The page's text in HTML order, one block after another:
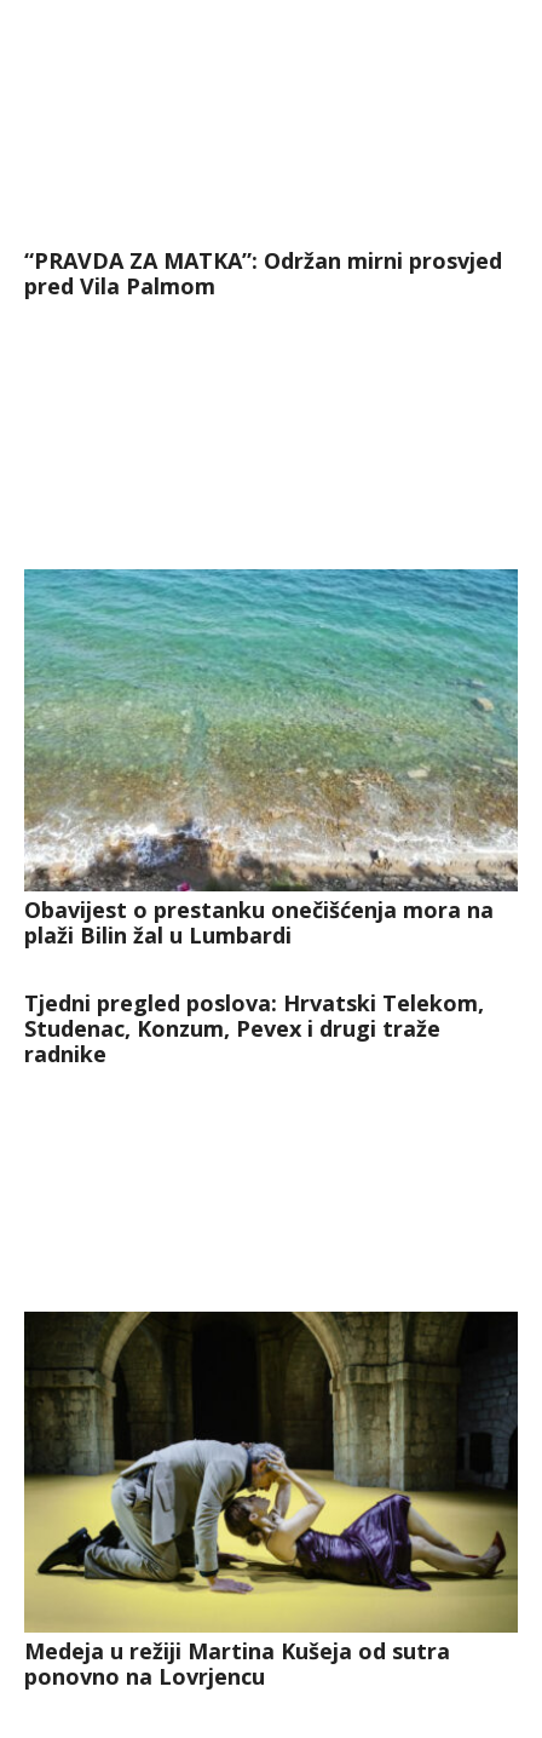
“PRAVDA ZA MATKA”: Održan mirni prosvjed
pred Vila Palmom
Obavijest o prestanku onečišćenja mora na
plaži Bilin žal u Lumbardi
Tjedni pregled poslova: Hrvatski Telekom,
Studenac, Konzum, Pevex i drugi traže
radnike
Medeja u režiji Martina Kušeja od sutra
ponovno na Lovrjencu